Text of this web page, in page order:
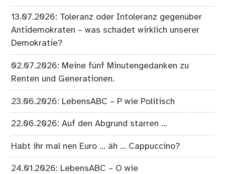
13.07.2026: Toleranz oder Intoleranz gegenüber
Antidemokraten – was schadet wirklich unserer
Demokratie?
02.07.2026: Meine fünf Minutengedanken zu
Renten und Generationen.
23.06.2026: LebensABC – P wie Politisch
22.06.2026: Auf den Abgrund starren …
Habt ihr mal nen Euro … äh … Cappuccino?
24.01.2026: LebensABC – O wie